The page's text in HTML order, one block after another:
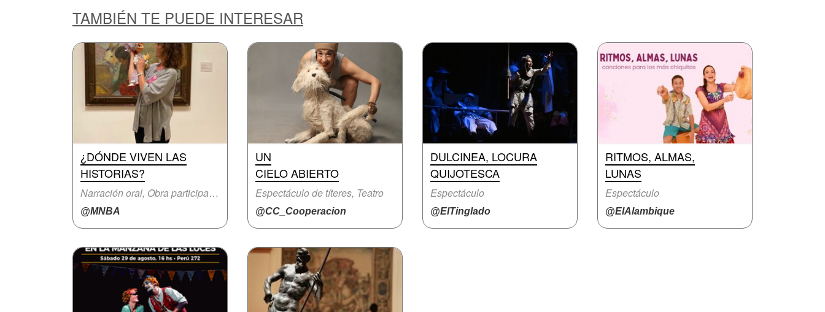
TAMBIÉN TE PUEDE INTERESAR
¿DÓNDE VIVEN LAS
HISTORIAS?
Narración oral, Obra participativa
@MNBA
UN
CIELO ABIERTO
Espectáculo de títeres, Teatro
@CC_Cooperacion
DULCINEA, LOCURA
QUIJOTESCA
Espectáculo
@ElTinglado
RITMOS, ALMAS,
LUNAS
Espectáculo
@ElAlambique